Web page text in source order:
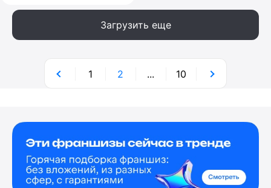
Загрузить еще
1 2 ... 10